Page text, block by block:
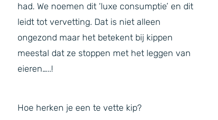
had. We noemen dit ‘luxe consumptie’ en dit
leidt tot vervetting. Dat is niet alleen
ongezond maar het betekent bij kippen
meestal dat ze stoppen met het leggen van
eieren…..!
Hoe herken je een te vette kip?